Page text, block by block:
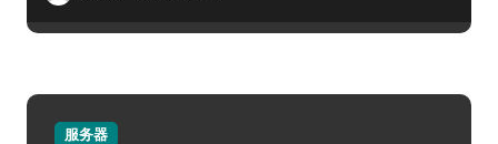
服务器